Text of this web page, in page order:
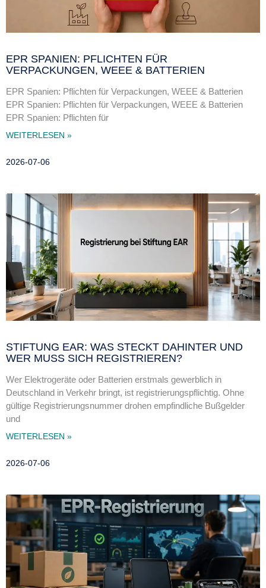
EPR SPANIEN: PFLICHTEN FÜR
VERPACKUNGEN, WEEE & BATTERIEN
EPR Spanien: Pflichten für Verpackungen, WEEE & Batterien
EPR Spanien: Pflichten für Verpackungen, WEEE & Batterien
EPR Spanien: Pflichten für
WEITERLESEN »
2026-07-06
STIFTUNG EAR: WAS STECKT DAHINTER UND
WER MUSS SICH REGISTRIEREN?
Wer Elektrogeräte oder Batterien erstmals gewerblich in
Deutschland in Verkehr bringt, ist registrierungspflichtig. Ohne
gültige Registrierungsnummer drohen empfindliche Bußgelder
und
WEITERLESEN »
2026-07-06